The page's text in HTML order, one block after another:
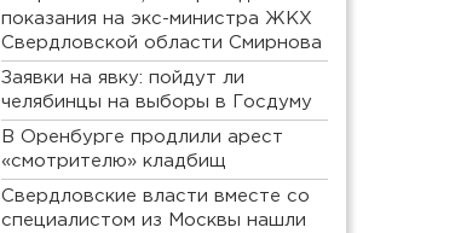
показания на экс-министра ЖКХ
Свердловской области Смирнова
Заявки на явку: пойдут ли
челябинцы на выборы в Госдуму
В Оренбурге продлили арест
«смотрителю» кладбищ
Свердловские власти вместе со
специалистом из Москвы нашли